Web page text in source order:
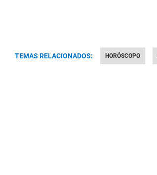
TEMAS RELACIONADOS: HORÓSCOPO